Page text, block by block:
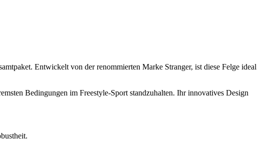
Entwickelt von der renommierten Marke Stranger, ist diese Felge ideal
Bedingungen im Freestyle-Sport standzuhalten. Ihr innovatives Design